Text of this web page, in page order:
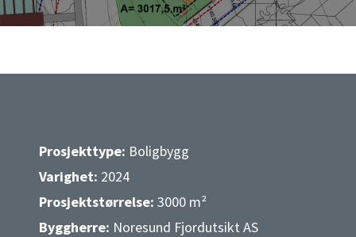
Prosjekttype: Boligbygg
Varighet: 2024
Prosjektstørrelse: 3000 m²
Byggherre: Noresund Fjordutsikt AS